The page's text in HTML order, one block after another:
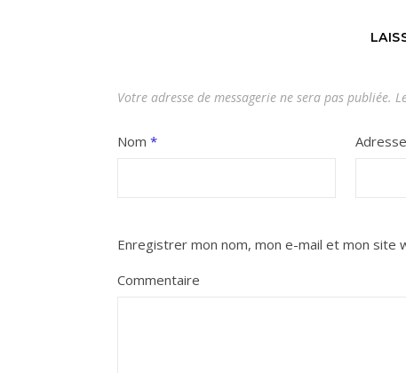
Votre adresse de messagerie ne sera pas publiée.
Nom *
Enregistrer mon nom, mon e-mail et mon site
Commentaire